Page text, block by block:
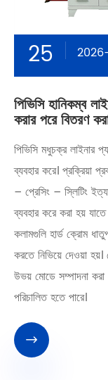
25
পিভিসি হানিকম্ব
করার পরে বিতরণ
পিভিসি মধুচক্র লাইনার
ব্যবহার করে। প্রক্রিয়া
– প্রেসিং – স্লিটিং
ব্যবহার করে করা হয়
কলামগুলি হার্ড ক্রোম
করতে নিভিয়ে দেওয়া হয়।
উভয় মোডে সম্পাদনা
পরিচালিত হতে পারে।
